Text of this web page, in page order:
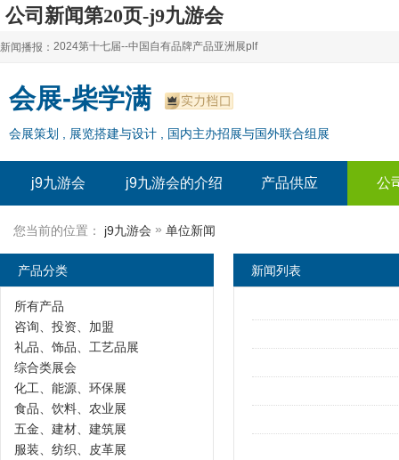
公司新闻第20页-j9九游会
新闻播报：
2024上海自有品牌展--百货展|食品展 零售展|oem展
2024全球自有--品牌产品亚洲展（plf）
2024上海自有品牌展--2024上海oem 贴牌代加工展
2024第十七届--中国自有品牌产品亚洲展plf
2024全球自有--品牌产品亚洲展（plf）
2024年上海--第17届自有品牌展
会展-柴学满
会展策划 , 展览搭建与设计 , 国内主办招展与国外联合组展
j9九游会 j9九游会的介绍 产品供应 公
您当前的位置： j9九游会 » 单位新闻
新闻列表
产品分类
所有产品
咨询、投资、加盟
礼品、饰品、工艺品展
综合类展会
化工、能源、环保展
食品、饮料、农业展
五金、建材、建筑展
服装、纺织、皮革展